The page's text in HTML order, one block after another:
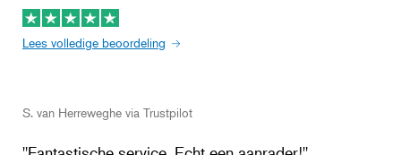
Lees volledige beoordeling
S. van Herreweghe via Trustpilot